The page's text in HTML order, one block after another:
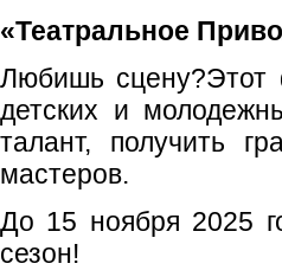
«Театральное
Любишь сцену?Этот
детских и
талант, получить
мастеров.
До 15 ноября 2025
сезон!